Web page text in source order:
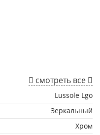
смотреть все
Lussole Lgo
Зеркальный
Хром